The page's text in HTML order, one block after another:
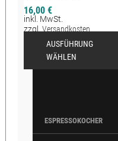
16,00 €
inkl. MwSt.
zzgl. Versandkosten
Lieferzeit:2-12 Tage
AUSFÜHRUNG
WÄHLEN
ESPRESSOKOCHER